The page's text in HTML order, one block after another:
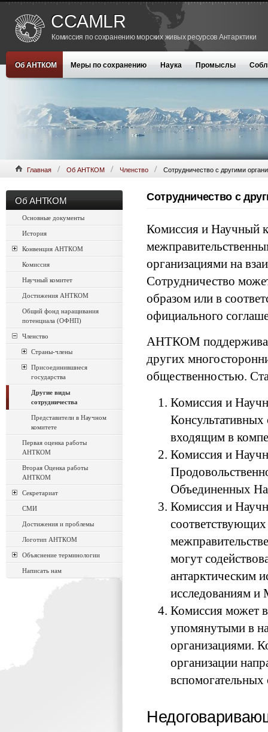
CCAMLR
Комиссия по сохранению морских живых ресурсов Антарктики
Об АНТКОМ Меры по сохранению Наука Промыслы
Главная Об АНТКОМ Членство Сотрудничество с другими
Об АНТКОМ
Основные документы
История
Конвенция АНТКОМ
Комиссия
Научный комитет
Достижения АНТКОМ
Общий фонд наращивания
потенциала (ОФНП)
Членство
Страны-члены
Присоединившиеся
государства
Другие виды
сотрудничества
Представители в Научном
комитете
Первая оценка работы
АНТКОМ
Вторая Оценка работы
АНТКОМ
Секретариат
СМИ
Достижения и проблемы
Логотип АНТКОМ
Объяснение терминологии
Написать нам
Сотрудничество с
Комиссия и Научный
организациями на
Сотрудничество
образом или в
официального
АНТКОМ
других
общественностью.
Комиссия и
входящим в
Комиссия и
Объединенных
Комиссия и
могут
антарктическим
исследованиям
Комиссия может
упомянутыми в
организациями.
организации
вспомогательных